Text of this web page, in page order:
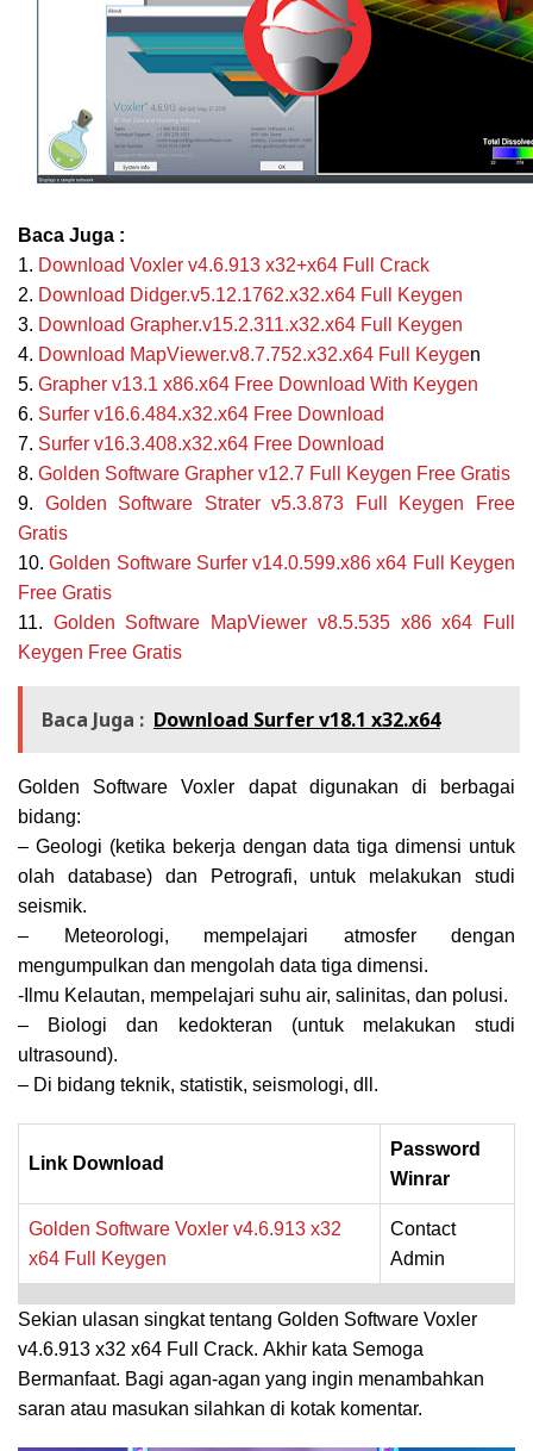
Baca Juga :
1. Download Voxler v4.6.913 x32+x64 Full Crack
2. Download Didger.v5.12.1762.x32.x64 Full Keygen
3. Download Grapher.v15.2.311.x32.x64 Full Keygen
4. Download MapViewer.v8.7.752.x32.x64 Full Keygen
5. Grapher v13.1 x86.x64 Free Download With Keygen
6. Surfer v16.6.484.x32.x64 Free Download
7. Surfer v16.3.408.x32.x64 Free Download
8. Golden Software Grapher v12.7 Full Keygen Free Gratis
9. Golden Software Strater v5.3.873 Full Keygen Free
Gratis
10.Golden Software Surfer v14.0.599.x86 x64 Full Keygen
Free Gratis
11. Golden Software MapViewer v8.5.535 x86 x64 Full
Keygen Free Gratis
Baca Juga : Download Surfer v18.1 x32.x64
Golden Software Voxler dapat digunakan di berbagai
bidang:
– Geologi (ketika bekerja dengan data tiga dimensi untuk
olah database) dan Petrografi, untuk melakukan studi
seismik.
– Meteorologi, mempelajari atmosfer dengan
mengumpulkan dan mengolah data tiga dimensi.
-Ilmu Kelautan, mempelajari suhu air, salinitas, dan polusi.
– Biologi dan kedokteran (untuk melakukan studi
ultrasound).
– Di bidang teknik, statistik, seismologi, dll.
Link Download
Password
Winrar
Golden Software Voxler v4.6.913 x32
x64 Full Keygen
Contact
Admin
Sekian ulasan singkat tentang Golden Software Voxler
v4.6.913 x32 x64 Full Crack. Akhir kata Semoga
Bermanfaat. Bagi agan-agan yang ingin menambahkan
saran atau masukan silahkan di kotak komentar.